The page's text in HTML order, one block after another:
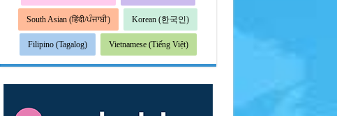
South Asian (हिंदी/ਪੰਜਾਬੀ) Korean (한국인)
Filipino (Tagalog) Vietnamese (Tiếng Việt)